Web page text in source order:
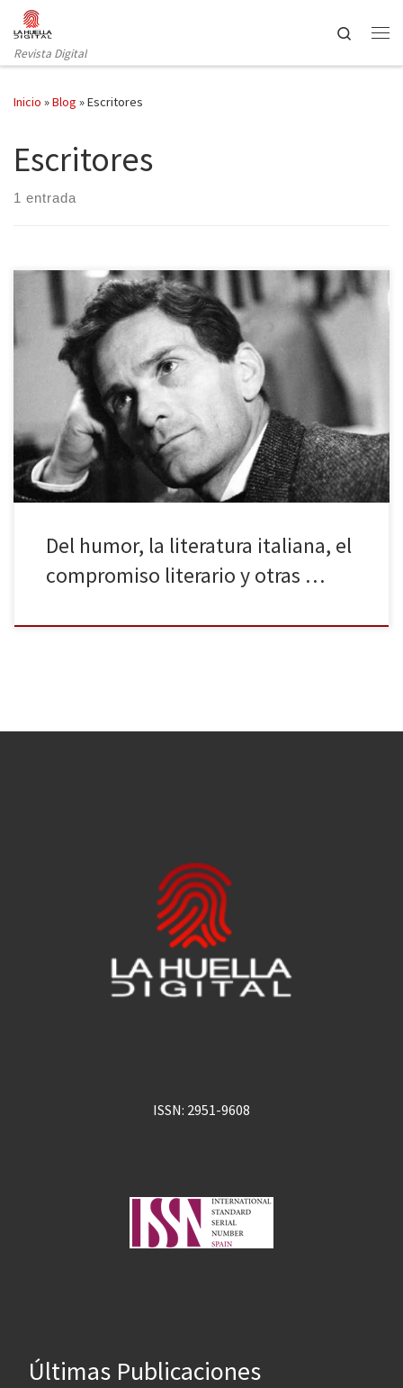
Saltar al contenido
Revista Digital
Search
Inicio »Blog »Escritores
Escritores
1 entrada
Como lector tengo un profundo respeto por la literatura italiana,
también por su cultura, su cine, su arte –creo que cada italiano
debía conocer, indagar, reflexionar sobre sus referentes-. Leer a
Moravia, Pasolini, Umberto Eco, entre otros, es descubrir todo un
país. La comedia del arte es una propuesta atrevida, […]
Del humor, la literatura italiana, el
compromiso literario y otras …
ISSN: 2951-9608
Últimas Publicaciones